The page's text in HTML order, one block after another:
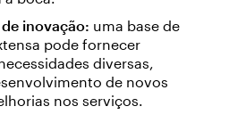
inovação: uma base de
pode fornecer
diversas,
de novos
nos serviços.